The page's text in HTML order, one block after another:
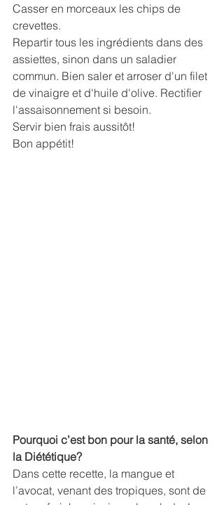
Casser en morceaux les chips de
crevettes.
Repartir tous les ingrédients dans des
assiettes, sinon dans un saladier
commun. Bien saler et arroser d'un filet
de vinaigre et d'huile d'olive. Rectifier
l'assaisonnement si besoin.
Servir bien frais aussitôt!
Bon appétit!
Pourquoi c’est bon pour la santé, selon
la Diététique?
Dans cette recette, la mangue et
l’avocat, venant des tropiques, sont de